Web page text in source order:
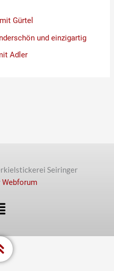
Gürtel
und einzigartig
Adler
Seiringer
Webforum